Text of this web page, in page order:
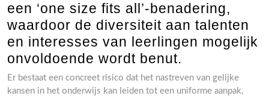
een ‘one size fits all’-benadering,
waardoor de diversiteit aan talenten
en interesses van leerlingen mogelijk
onvoldoende wordt benut.
Er bestaat een concreet risico dat het nastreven van gelijke
kansen in het onderwijs kan leiden tot een uniforme aanpak,